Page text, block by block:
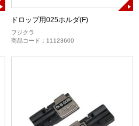
ドロップ用025ホルダ(F)
フジクラ
商品コード：11123600